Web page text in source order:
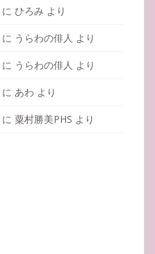
に ひろみ より
に うらわの俳人 より
に うらわの俳人 より
に あわ より
に 粟村勝美PHS より